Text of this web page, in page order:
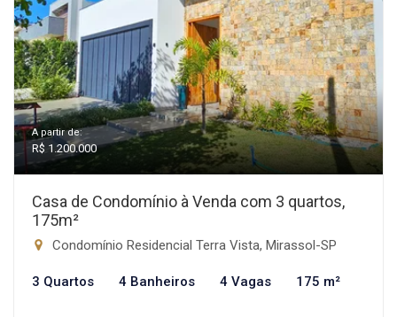
A partir de:
R$ 1.200.000
Casa de Condomínio à Venda com 3 quartos,
175m²
Condomínio Residencial Terra Vista, Mirassol-SP
3 Quartos 4 Banheiros 4 Vagas 175 m²